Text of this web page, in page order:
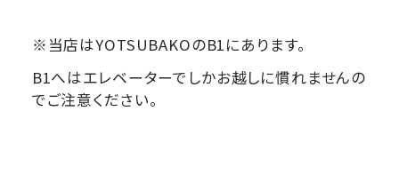
※当店はYOTSUBAKOのB1にあります。
B1へはエレベーターでしかお越しに慣れませんの
でご注意ください。